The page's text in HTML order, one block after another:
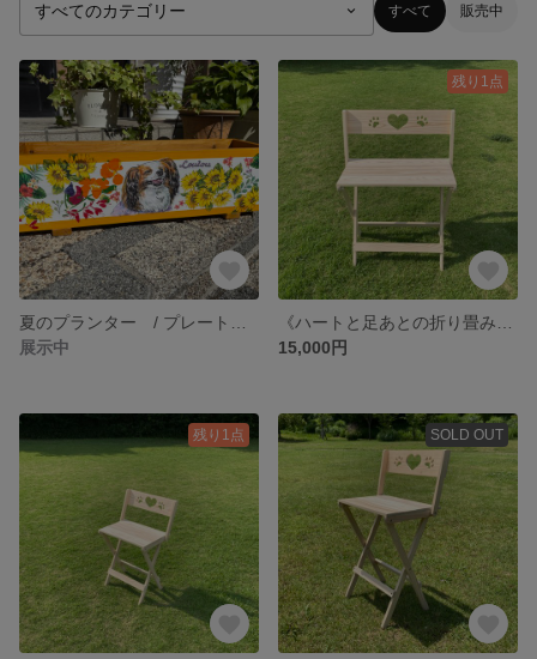
すべて 販売中
展示中
残り1点
15,000円
残り1点 SOLD OUT